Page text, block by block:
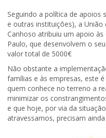
Seguindo a política de apoios
e outras instituições), a União
Canhoso atribuiu um apoio
Paulo, que desenvolvem o
valor total de 5000€
Não obstante a
famílias e às empresas, este
quem conhece no terreno a
minimizar os
e que hoje, por via da
atravessamos, precisam